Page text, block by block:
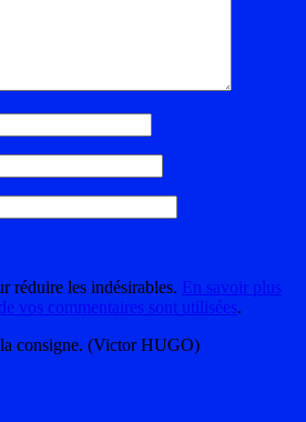
réduire les indésirables. En savoir plus
vos commentaires sont utilisées.
la consigne. (Victor HUGO)